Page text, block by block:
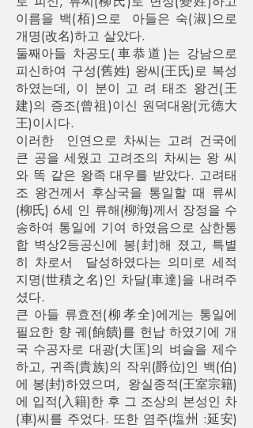
이름을 백(栢)으로 아들은 숙(淑)으로
개명(改名)하고 살았다.
둘째아들 차공도(車恭道)는 강남으로
피신하여 구성(舊姓) 왕씨(王氏)로 복성
하였는데, 이 분이 고 려 태조 왕건(王
建)의 증조(曾祖)이신 원덕대왕(元德大
王)이시다.
이러한 인연으로 차씨는 고려 건국에
큰 공을 세웠고 고려조의 차씨는 왕 씨
와 똑 같은 왕족 대우를 받았다. 고려태
조 왕건께서 후삼국을 통일할 때 류씨
(柳氏) 6세 인 류해(柳海)께서 장정을 수
송하여 통일에 기여 하였음으로 삼한통
합 벽상2등공신에 봉(封)해 졌고, 특별
히 차로서 달성하였다는 의미로 세적
지명(世積之名)인 차달(車達)을 내려주
셨다.
큰 아들 류효전(柳孝全)에게는 통일에
필요한 향 궤(餉饋)를 헌납 하였기에 개
국 수공자로 대광(大匡)의 벼슬을 제수
하고, 귀족(貴族)의 작위(爵位)인 백(伯)
에 봉(封)하였으며, 왕실종적(王室宗籍)
에 입적(入籍)한 후 그 조상의 본성인 차
(車)씨를 주었다. 또한 염주(塩州 :延安)